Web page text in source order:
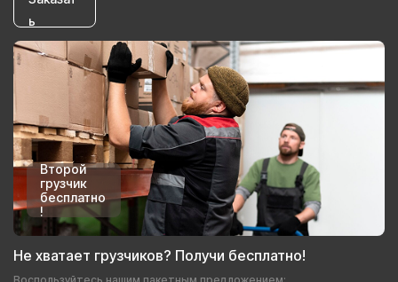
ь
Второй
грузчик
бесплатно
!
Не хватает грузчиков? Получи бесплатно!